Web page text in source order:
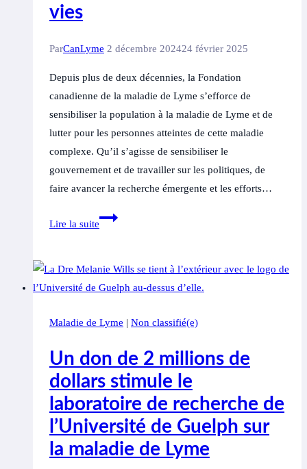
vies
ParCanLyme 2 décembre 202424 février 2025
Depuis plus de deux décennies, la Fondation
canadienne de la maladie de Lyme s’efforce de
sensibiliser la population à la maladie de Lyme et de
lutter pour les personnes atteintes de cette maladie
complexe. Qu’il s’agisse de sensibiliser le
gouvernement et de travailler sur les politiques, de
faire avancer la recherche émergente et les efforts…
Lire la suite
En
des
dons,
soutien
des
vies
Maladie de Lyme | Non classifié(e)
Un don de 2 millions de
dollars stimule le
laboratoire de recherche de
l’Université de Guelph sur
la maladie de Lyme